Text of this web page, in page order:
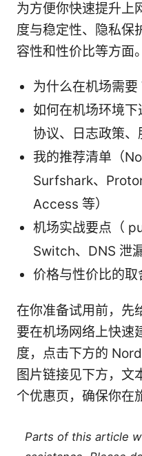
为方便你快速提升上
度与稳定性、隐私保
容性和性价比等方面。
为什么在机场需要
如何在机场环境下
协议、日志政策、
我的推荐清单（
Surfshark、
Access 等）
机场实战要点（
Switch、DNS 泄
价格与性价比的
在你准备试用前，先
要在机场网络上快速
度，点击下方的
图片链接见下方，文
个优惠页，确保你在
Parts of this article